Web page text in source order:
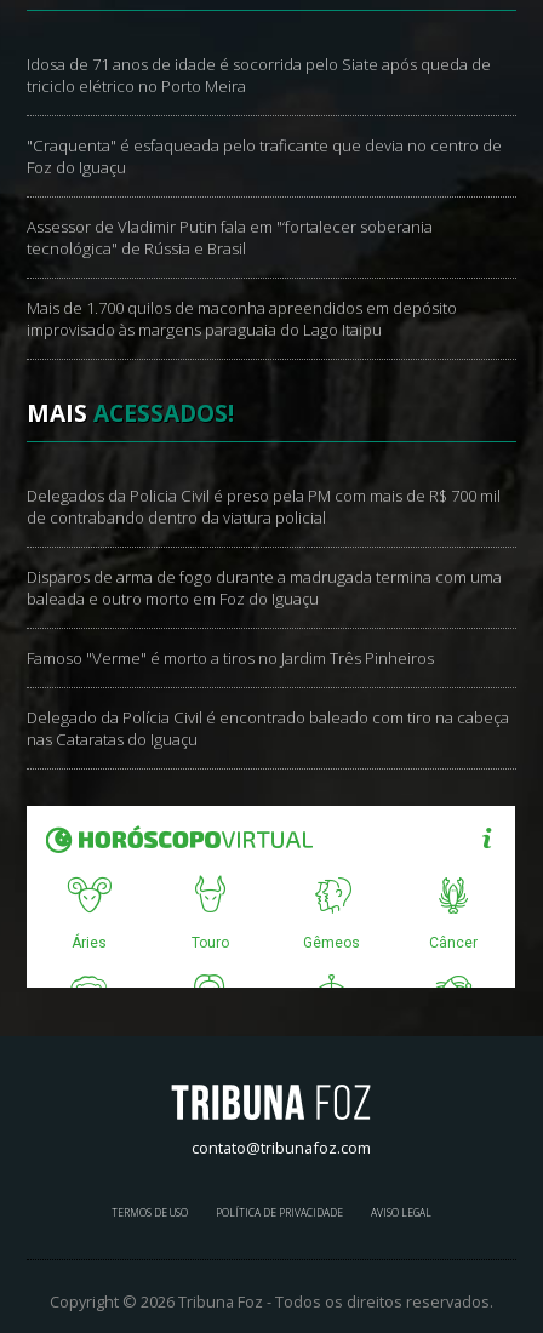
Idosa de 71 anos de idade é socorrida pelo Siate após queda de
triciclo elétrico no Porto Meira
"Craquenta" é esfaqueada pelo traficante que devia no centro de
Foz do Iguaçu
Assessor de Vladimir Putin fala em "‘fortalecer soberania
tecnológica" de Rússia e Brasil
Mais de 1.700 quilos de maconha apreendidos em depósito
improvisado às margens paraguaia do Lago Itaipu
MAISACESSADOS!
Delegados da Policia Civil é preso pela PM com mais de R$ 700 mil
de contrabando dentro da viatura policial
Disparos de arma de fogo durante a madrugada termina com uma
baleada e outro morto em Foz do Iguaçu
Famoso "Verme" é morto a tiros no Jardim Três Pinheiros
Delegado da Polícia Civil é encontrado baleado com tiro na cabeça
nas Cataratas do Iguaçu
contato@tribunafoz.com
TERMOS DE USO POLÍTICA DE PRIVACIDADE AVISO LEGAL
Copyright © 2026 Tribuna Foz - Todos os direitos reservados.